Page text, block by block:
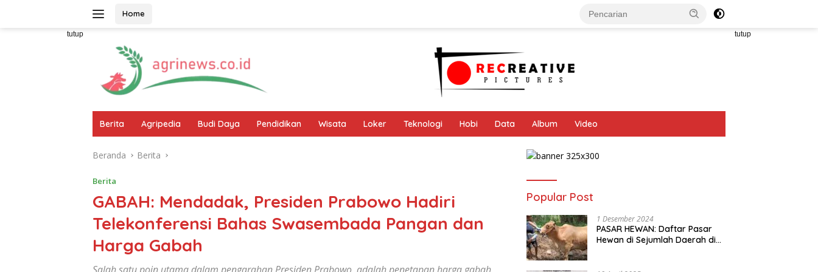
Home
tutup tutup
Berita Agripedia Budi Daya Pendidikan Wisata Loker Teknologi Hobi Data Album Video
Beranda Berita
Berita
GABAH: Mendadak, Presiden Prabowo Hadiri
Telekonferensi Bahas Swasembada Pangan dan
Harga Gabah
Popular Post
1 Desember 2024
PASAR HEWAN: Daftar Pasar
Hewan di Sejumlah Daerah di